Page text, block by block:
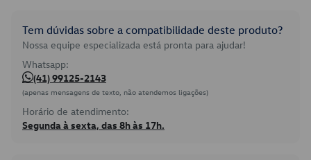
Tem dúvidas sobre a compatibilidade deste produto?
Nossa equipe especializada está pronta para ajudar!
Whatsapp:
(41) 99125-2143
(apenas mensagens de texto, não atendemos ligações)
Horário de atendimento:
Segunda à sexta, das 8h às 17h.